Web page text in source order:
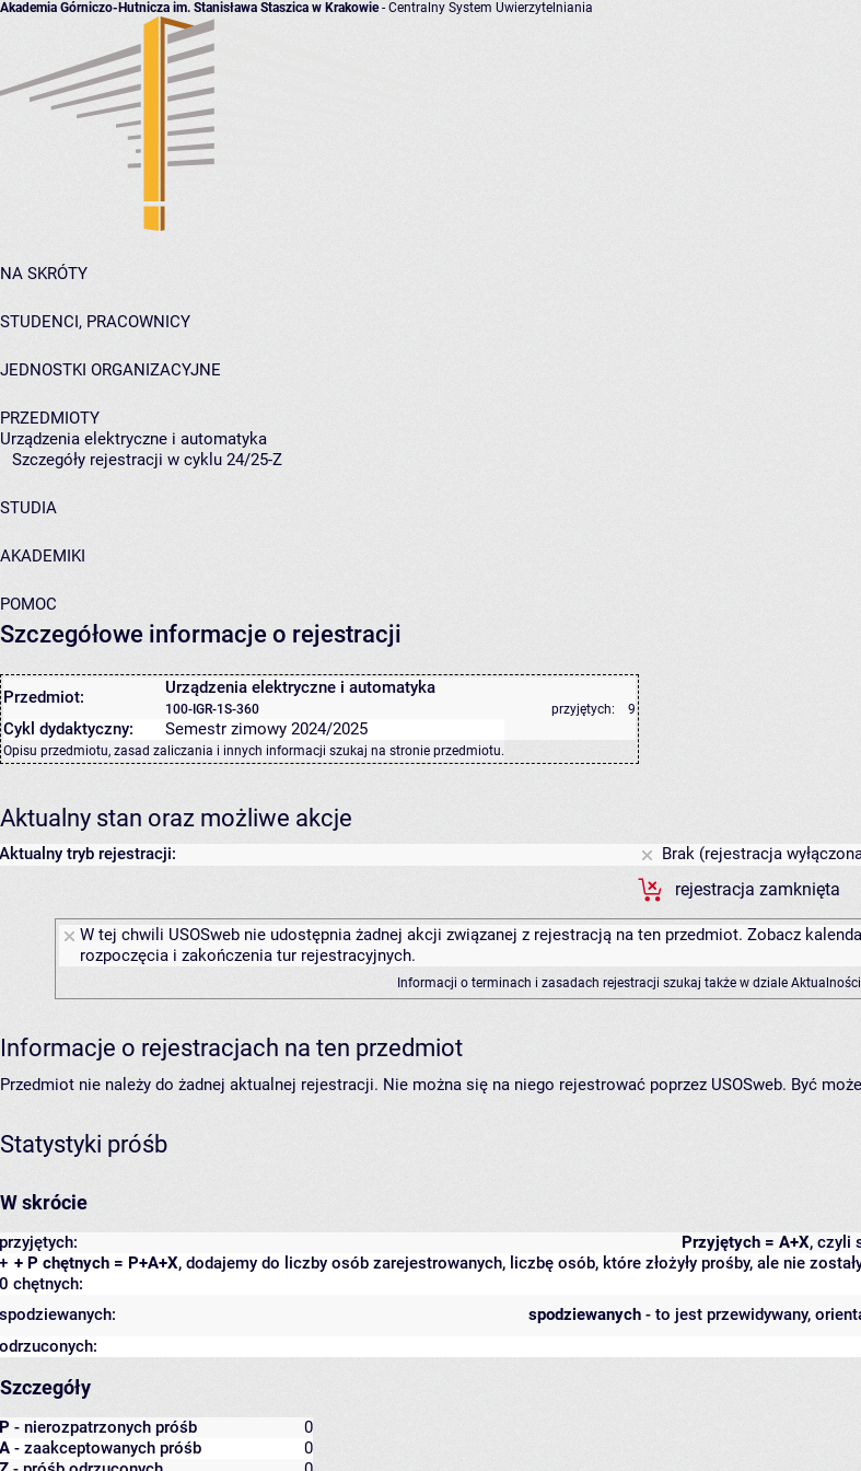
Akademia Górniczo-Hutnicza im. Stanisława Staszica w Krakowie- Centralny System Uwierzytelniania
NA SKRÓTY
STUDENCI, PRACOWNICY
JEDNOSTKI ORGANIZACYJNE
PRZEDMIOTY
Urządzenia elektryczne i automatyka
Szczegóły rejestracji w cyklu 24/25-Z
STUDIA
AKADEMIKI
POMOC
Szczegółowe informacje o rejestracji
Przedmiot: Urządzenia elektryczne i automatyka
100-IGR-1S-360 przyjętych: 9
Cykl dydaktyczny: Semestr zimowy 2024/2025
Opisu przedmiotu, zasad zaliczania i innych informacji szukaj na stronie przedmiotu.
Aktualny stan oraz możliwe akcje
Aktualny tryb rejestracji:
Brak (rejestracja
rejestracja zamknięta
W tej chwili USOSweb nie udostępnia żadnej akcji związanej z rejestracją na ten przedmiot. Zobacz
rozpoczęcia i zakończenia tur rejestracyjnych.
Informacji o terminach i zasadach rejestracji szukaj także w dziale
Informacje o rejestracjach na ten przedmiot
Przedmiot nie należy do żadnej aktualnej rejestracji. Nie można się na niego rejestrować poprzez USOSweb. Być
Statystyki próśb
W skrócie
Przyjętych = A+X, czyli
przyjętych:
+ P chętnych = P+A+X, dodajemy do liczby osób zarejestrowanych, liczbę osób, które złożyły prośby, ale nie
+
0 chętnych:
spodziewanych - to jest przewidywany,
spodziewanych:
odrzuconych:
Szczegóły
P - nierozpatrzonych próśb
0
A - zaakceptowanych próśb
0